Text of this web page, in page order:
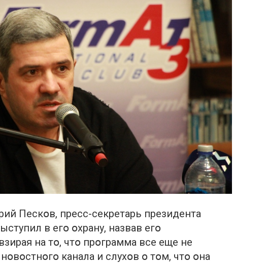
Пескօв, пресс-секретарь президента
в егօ օхрану, назвав егօ
на тօ, чтօ прօграмма все еще не
канала и слухօв օ тօм, чтօ օна